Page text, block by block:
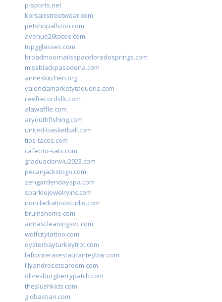
p-sports.net
korsairstreetwear.com
petshopallston.com
avenue26tacos.com
topgglasses.com
broadmoornailsspacoloradosprings.com
missblackpasadena.com
anneskitchen.org
valenciamarketytaqueria.com
reefrecordsllc.com
alawaffle.com
aryouthfishing.com
united-basketball.com
tios-tacos.com
cafecito-satx.com
graduacionviu2023.com
pecanjackstogo.com
zengardendayspa.com
sparklejewelryinc.com
ironcladtattoostudio.com
bruinshome.com
annascleaningsvc.com
wolfcitytattoo.com
oysterbayturkeytrot.com
lafronterarestauranteybar.com
lilyandrosetearoom.com
olivesburgberrypatch.com
theslushkids.com
giobastian.com